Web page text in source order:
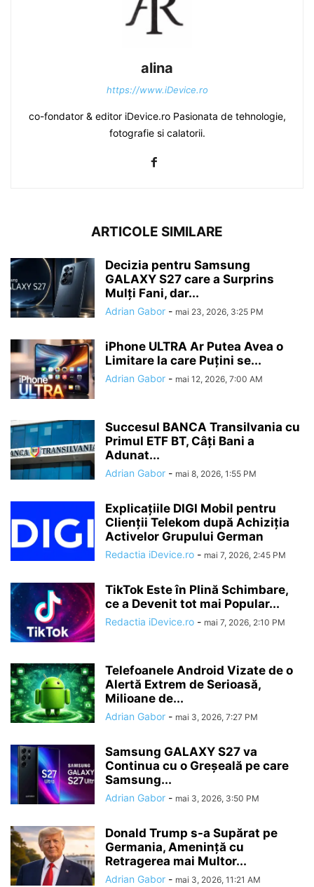
alina
https://www.iDevice.ro
co-fondator & editor iDevice.ro Pasionata de tehnologie,
fotografie si calatorii.
ARTICOLE SIMILARE
Decizia pentru Samsung
GALAXY S27 care a Surprins
Mulți Fani, dar...
Adrian Gabor - mai 23, 2026, 3:25 PM
iPhone ULTRA Ar Putea Avea o
Limitare la care Puțini se...
Adrian Gabor - mai 12, 2026, 7:00 AM
Succesul BANCA Transilvania cu
Primul ETF BT, Câți Bani a
Adunat...
Adrian Gabor - mai 8, 2026, 1:55 PM
Explicațiile DIGI Mobil pentru
Clienții Telekom după Achiziția
Activelor Grupului German
Redactia iDevice.ro - mai 7, 2026, 2:45 PM
TikTok Este în Plină Schimbare,
ce a Devenit tot mai Popular...
Redactia iDevice.ro - mai 7, 2026, 2:10 PM
Telefoanele Android Vizate de o
Alertă Extrem de Serioasă,
Milioane de...
Adrian Gabor - mai 3, 2026, 7:27 PM
Samsung GALAXY S27 va
Continua cu o Greșeală pe care
Samsung...
Adrian Gabor - mai 3, 2026, 3:50 PM
Donald Trump s-a Supărat pe
Germania, Amenință cu
Retragerea mai Multor...
Adrian Gabor - mai 3, 2026, 11:21 AM